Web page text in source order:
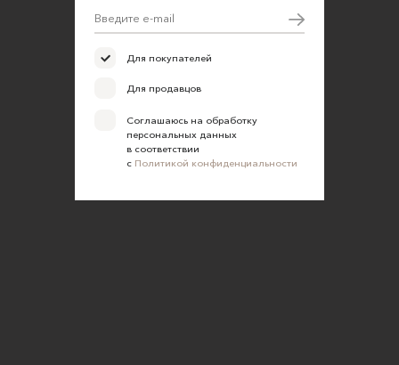
Для покупателей
Для продавцов
Соглашаюсь на обработку
персональных данных
в соответствии
с Политикой конфиденциальности